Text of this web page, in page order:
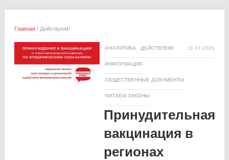
Главная/ Действуем!
11.07.2021
АНАЛИТИКА ДЕЙСТВУЕМ!
ИНФОРМАЦИЯ
ОБЩЕСТВЕННЫЕ ДОКУМЕНТЫ
ЧИТАЕМ ЗАКОНЫ
Принудительная
вакцинация в
регионах